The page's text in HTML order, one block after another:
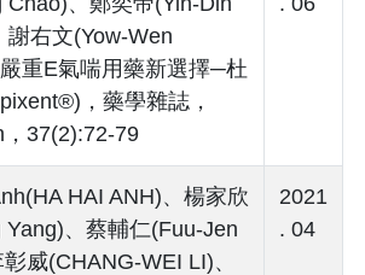
謝右文(Yow-Wen
重E氣喘用藥新選擇─杜
，藥學雜誌，
37(2):72-79
HAI ANH)、楊家欣
Yang)、蔡輔仁(Fuu-Jen
威(CHANG-WEI LI)、
2021
. 04